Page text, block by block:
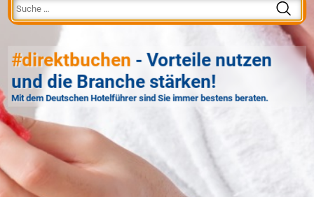
#direktbuchen - Vorteile nutzen
und die Branche stärken!
Mit dem Deutschen Hotelführer sind Sie immer bestens beraten.